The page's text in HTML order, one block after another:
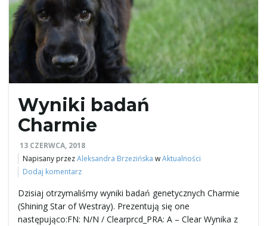
e
ł
Wyniki badań
Charmie
13 CZERWCA, 2018
Napisany przezAleksandra Brzezińska wAktualności
Dodaj komentarz
Dzisiaj otrzymaliśmy wyniki badań genetycznych Charmie
(Shining Star of Westray). Prezentują się one
następująco:FN: N/N / Clearprcd_PRA: A – Clear Wynika z